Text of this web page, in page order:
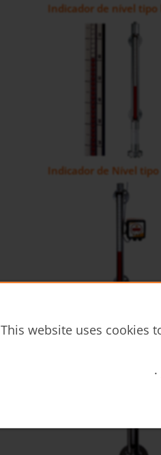
Indicador de nível tipo
Indicador de Nível tipo
Mini Indicador de
This website uses cookies
·